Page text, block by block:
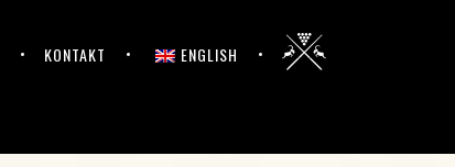
KONTAKT ENGLISH